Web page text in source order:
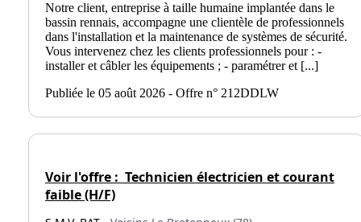
Notre client, entreprise à taille humaine implantée dans le
bassin rennais, accompagne une clientèle de professionnels
dans l'installation et la maintenance de systèmes de sécurité.
Vous intervenez chez les clients professionnels pour : -
installer et câbler les équipements ; - paramétrer et [...]
Publiée le 05 août 2026 - Offre n° 212DDLW
Voir l'offre : Technicien électricien et courant
faible (H/F)